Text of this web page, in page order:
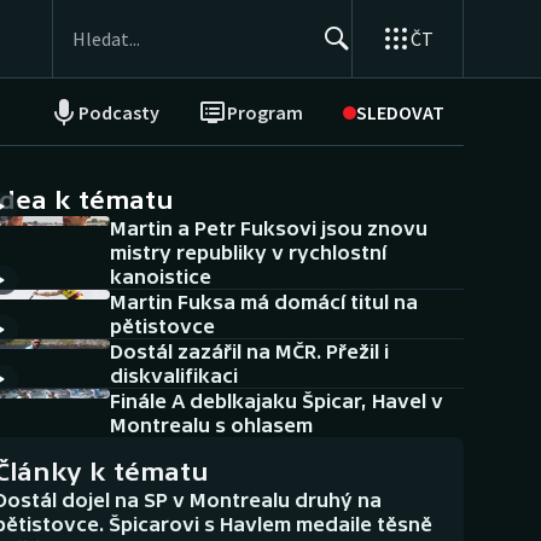
ČT
Podcasty Program SLEDOVAT
NEPŘEHLÉDNĚTE
Historické návraty
Aplikace ČT sport
AZ kvíz
k tématu
Martin a Petr Fuksovi jsou znovu
mistry republiky v rychlostní
kanoistice
Martin Fuksa má domácí titul na
pětistovce
Dostál zazářil na MČR. Přežil i
diskvalifikaci
Finále A deblkajaku Špicar, Havel v
Montrealu s ohlasem
k tématu
dojel na SP v Montrealu druhý na
Špicarovi s Havlem medaile těsně